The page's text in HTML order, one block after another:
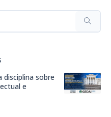
disciplina sobre
e